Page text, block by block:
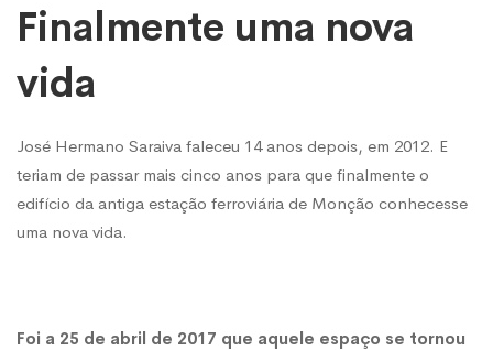
Finalmente uma nova
vida
José Hermano Saraiva faleceu 14 anos depois, em 2012. E
teriam de passar mais cinco anos para que finalmente o
edifício da antiga estação ferroviária de Monção conhecesse
uma nova vida.
Foi a 25 de abril de 2017 que aquele espaço se tornou